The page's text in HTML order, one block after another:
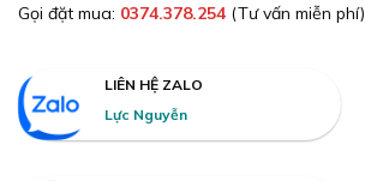
Gọi đặt mua: 0374.378.254 (Tư vấn miễn phí)
LIÊN HỆ ZALO
Lực Nguyễn